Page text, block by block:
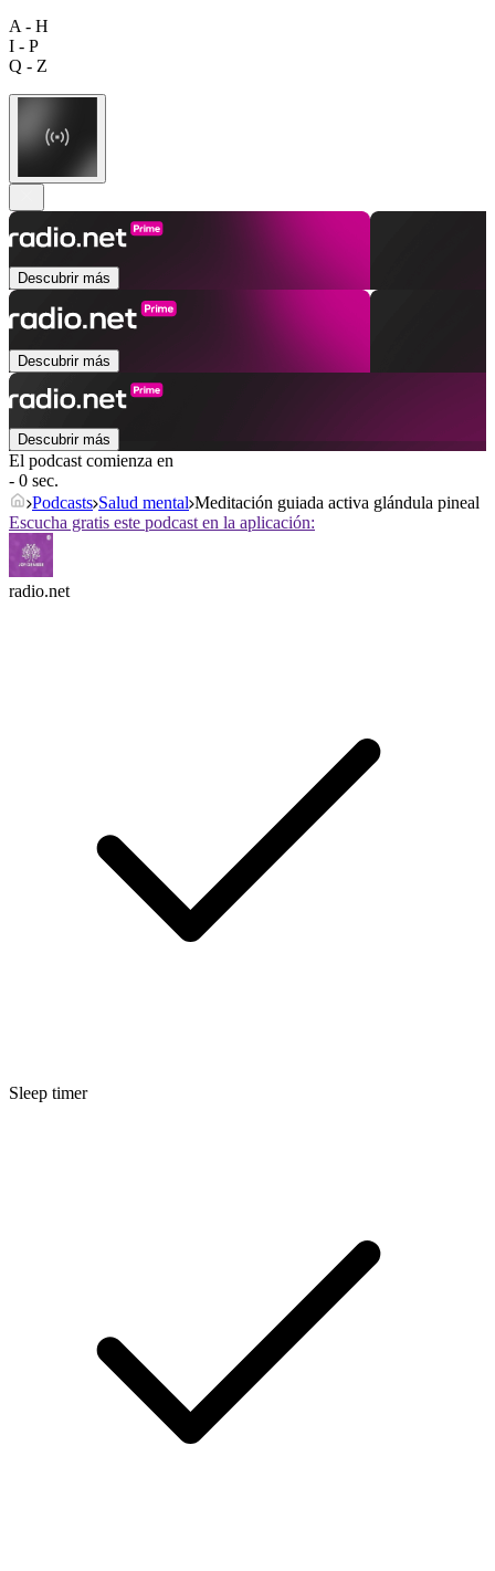
A - H
I - P
Q - Z
Descubrir más
Descubrir más
Descubrir más
El podcast comienza en
- 0 sec.
Podcasts Salud mental Meditación guiada activa glándula pineal
Escucha gratis este podcast en la aplicación:
radio.net
Sleep timer